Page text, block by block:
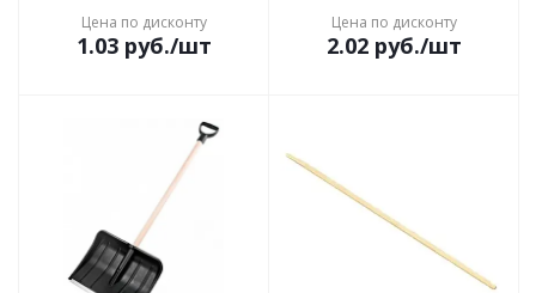
Цена по дисконту
1.03руб./шт
Цена по дисконту
2.02руб./шт